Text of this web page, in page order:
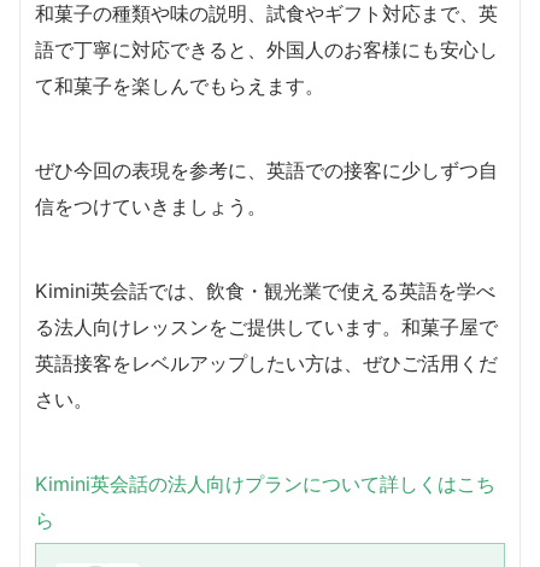
和菓子の種類や味の説明、試食やギフト対応まで、英
語で丁寧に対応できると、外国人のお客様にも安心し
て和菓子を楽しんでもらえます。
ぜひ今回の表現を参考に、英語での接客に少しずつ自
信をつけていきましょう。
Kimini英会話では、飲食・観光業で使える英語を学べ
る法人向けレッスンをご提供しています。和菓子屋で
英語接客をレベルアップしたい方は、ぜひご活用くだ
さい。
Kimini英会話の法人向けプランについて詳しくはこち
ら